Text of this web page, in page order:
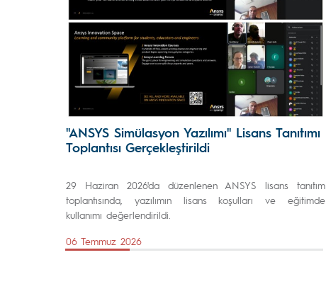
''ANSYS Simülasyon Yazılımı'' Lisans Tanıtımı
Toplantısı Gerçekleştirildi
29 Haziran 2026'da düzenlenen ANSYS lisans tanıtım
toplantısında, yazılımın lisans koşulları ve eğitimde
kullanımı değerlendirildi.
06 Temmuz 2026